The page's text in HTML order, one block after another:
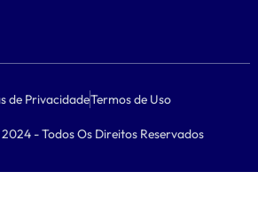
de PrivacidadeTermos de Uso
- Todos Os Direitos Reservados